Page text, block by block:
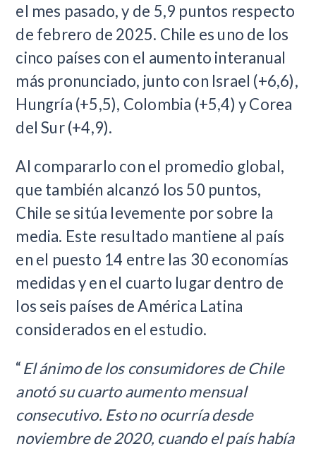
el mes pasado, y de 5,9 puntos respecto
de febrero de 2025. Chile es uno de los
cinco países con el aumento interanual
más pronunciado, junto con Israel (+6,6),
Hungría (+5,5), Colombia (+5,4) y Corea
del Sur (+4,9).
Al compararlo con el promedio global,
que también alcanzó los 50 puntos,
Chile se sitúa levemente por sobre la
media. Este resultado mantiene al país
en el puesto 14 entre las 30 economías
medidas y en el cuarto lugar dentro de
los seis países de América Latina
considerados en el estudio.
“El ánimo de los consumidores de Chile
anotó su cuarto aumento mensual
consecutivo. Esto no ocurría desde
noviembre de 2020, cuando el país había